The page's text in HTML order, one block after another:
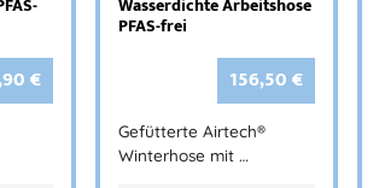
€
PFAS-frei
156,50€
Gefütterte Airtech®
Winterhose mit …